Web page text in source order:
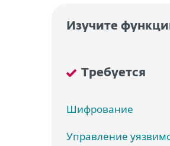
Изучите
Требуется
Шифрование
Управление